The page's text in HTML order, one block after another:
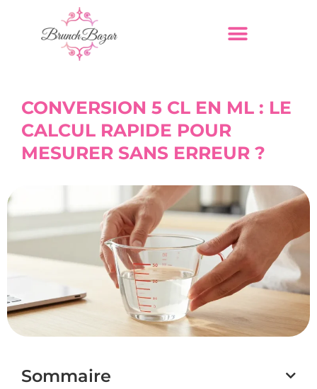
CONVERSION 5 CL EN ML : LE
CALCUL RAPIDE POUR
MESURER SANS ERREUR ?
Sommaire